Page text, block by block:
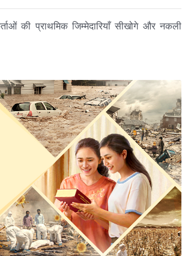
की प्राथमिक जिम्मेदारियाँ सीखोगे और नकली